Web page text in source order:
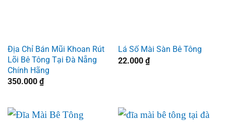
Địa Chỉ Bán Mũi Khoan Rút
Lõi Bê Tông Tại Đà Nẵng
Chính Hãng
350.000 ₫
Lá Số Mài Sàn Bê Tông
22.000 ₫